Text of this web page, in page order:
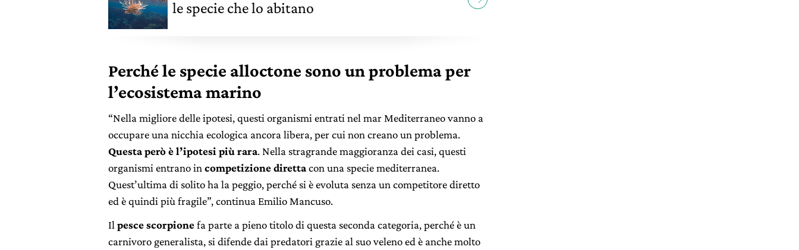
le specie che lo abitano
Perché le specie alloctone sono un problema per
l’ecosistema marino
“Nella migliore delle ipotesi, questi organismi entrati nel mar Mediterraneo vanno a
occupare una nicchia ecologica ancora libera, per cui non creano un problema.
Questa però è l’ipotesi più rara. Nella stragrande maggioranza dei casi, questi
organismi entrano in competizione direttacon una specie mediterranea.
Quest’ultima di solito ha la peggio, perché si è evoluta senza un competitore diretto
ed è quindi più fragile”, continua Emilio Mancuso.
Il pesce scorpionefa parte a pieno titolo di questa seconda categoria, perché è un
carnivoro generalista, si difende dai predatori grazie al suo veleno ed è anche molto